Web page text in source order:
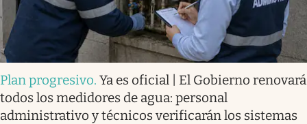
Plan progresivo. Ya es oficial | El Gobierno renovará
todos los medidores de agua: personal
administrativo y técnicos verificarán los sistemas